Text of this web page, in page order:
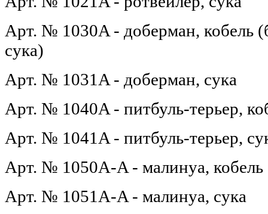
Арт. № 1030A - доберман, кобель
сука)
Арт. № 1031A - доберман, сука
Арт. № 1040A - питбуль-терьер,
Арт. № 1041A - питбуль-терьер,
Арт. № 1050A-A - малинуа, кобель
Арт. № 1051A-A - малинуа, сука